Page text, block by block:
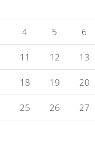
4 5 6
11 12 13
18 19 20
25 26 27